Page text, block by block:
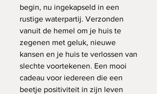
begin, nu ingekapseld in een
rustige waterpartij. Verzonden
vanuit de hemel om je huis te
zegenen met geluk, nieuwe
kansen en je huis te verlossen van
slechte voortekenen. Een mooi
cadeau voor iedereen die een
beetje positiviteit in zijn leven